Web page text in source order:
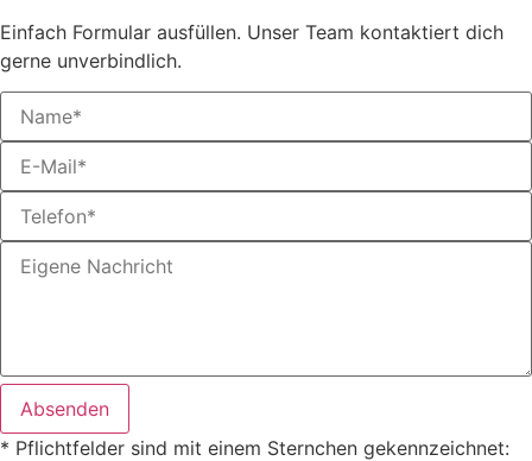
Einfach Formular ausfüllen. Unser Team kontaktiert dich
gerne unverbindlich.
Absenden
* Pflichtfelder sind mit einem Sternchen gekennzeichnet: